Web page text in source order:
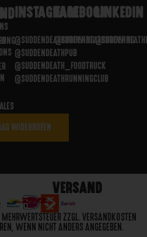
INSTAGRAM
@SUDDENDEATHBREWING
@SUDDENDEATHPUB
@SUDDENDEATH_FOODTRUCK
@SUDDENDEATHRUNNINGCLUB
FACEBOOK
@SUDDENDEATHBREWING
LINKEDIN
WIDERRUFEN
VERSAND
ZZGL. VERSANDKOSTEN
WENN NICHT ANDERS ANGEGEBEN.